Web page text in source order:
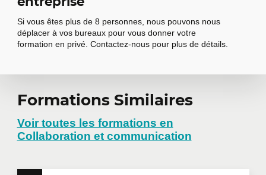
assurer une diffusion ciblée
Si vous êtes plus de 8 personnes, nous pouvons nous
déplacer à vos bureaux pour vous donner votre
formation en privé. Contactez-nous pour plus de détails.
Demander une
formation en
Formations Similaires
Voir toutes les formations en
Collaboration et communication